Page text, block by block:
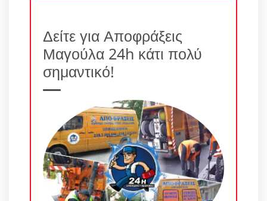
Δείτε για Αποφράξεις
Μαγούλα 24h κάτι πολύ
σημαντικό!